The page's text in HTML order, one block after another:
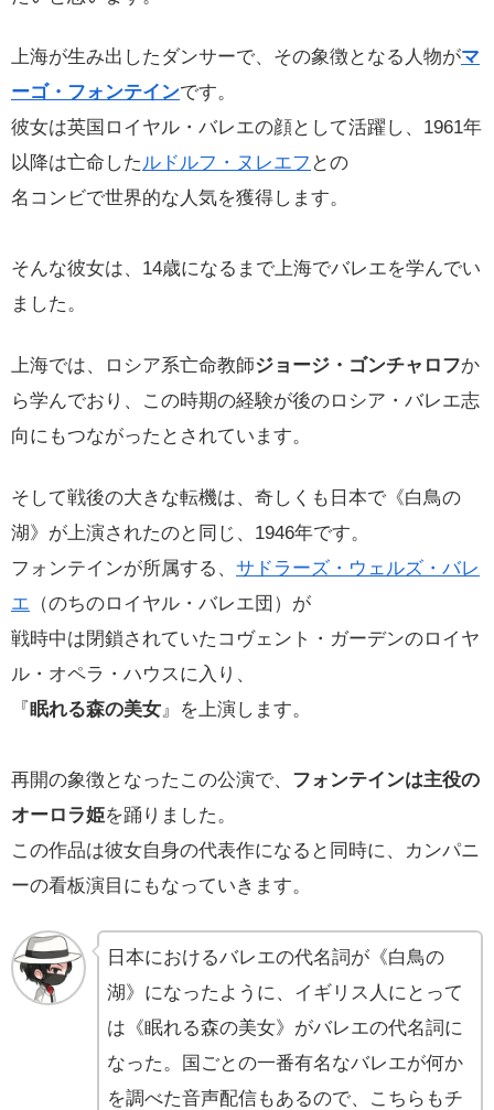
上海が生み出したダンサーで、その象徴となる人物がマ
ーゴ・フォンテインです。
彼女は英国ロイヤル・バレエの顔として活躍し、1961年
以降は亡命したルドルフ・ヌレエフ との
名コンビで世界的な人気を獲得します。
そんな彼女は、14歳になるまで上海でバレエを学んでい
ました。
上海では、ロシア系亡命教師ジョージ・ゴンチャロフか
ら学んでおり、この時期の経験が後のロシア・バレエ志
向にもつながったとされています。
そして戦後の大きな転機は、奇しくも日本で《白鳥の
湖》が上演されたのと同じ、1946年です。
フォンテインが所属する、 サドラーズ・ウェルズ・バレ
エ （のちのロイヤル・バレエ団）が
戦時中は閉鎖されていたコヴェント・ガーデンのロイヤ
ル・オペラ・ハウスに入り、
『眠れる森の美女』を上演します。
再開の象徴となったこの公演で、 フォンテインは主役の
オーロラ姫を踊りました。
この作品は彼女自身の代表作になると同時に、カンパニ
ーの看板演目にもなっていきます。
日本におけるバレエの代名詞が《白鳥の
湖》になったように、イギリス人にとって
は《眠れる森の美女》がバレエの代名詞に
なった。国ごとの一番有名なバレエが何か
を調べた音声配信もあるので、こちらもチ